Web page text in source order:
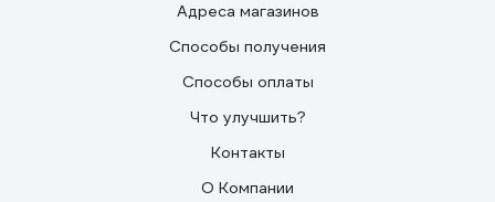
Адреса магазинов
Способы получения
Способы оплаты
Что улучшить?
Контакты
О Компании